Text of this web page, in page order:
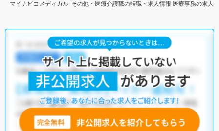
マイナビコメディカル その他・医療介護職の転職・求人情報 医療事務の求人